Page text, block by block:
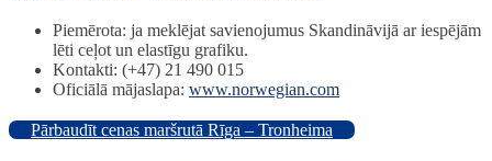
Piemērota: ja meklējat savienojumus Skandināvijā ar iespējām
lēti ceļot un elastīgu grafiku.
Kontakti: (+47) 21 490 015
Oficiālā mājaslapa: www.norwegian.com
Pārbaudīt cenas maršrutā Rīga – Tronheima